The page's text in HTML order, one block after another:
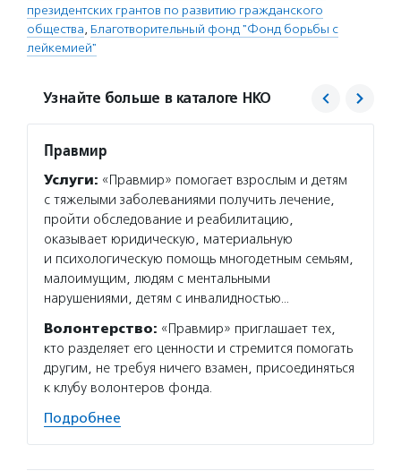
президентских грантов по развитию гражданского
общества, Благотворительный фонд "Фонд борьбы с
лейкемией"
Узнайте больше в каталоге НКО
Правмир
Услуги: «Правмир» помогает взрослым и детям
с тяжелыми заболеваниями получить лечение,
пройти обследование и реабилитацию,
оказывает юридическую, материальную
и психологическую помощь многодетным семьям,
малоимущим, людям с ментальными
нарушениями, детям с инвалидностью…
Волонтерство: «Правмир» приглашает тех,
кто разделяет его ценности и стремится помогать
другим, не требуя ничего взамен, присоединяться
к клубу волонтеров фонда.
Подробнее